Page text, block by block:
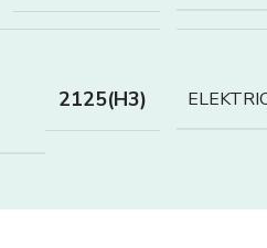
2125(H3)